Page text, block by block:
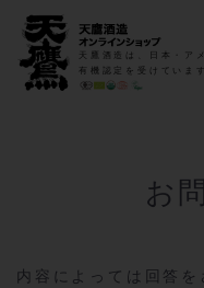
天鷹酒造は、日本・ア
有機認定を受けていま
お
内容によっては回答